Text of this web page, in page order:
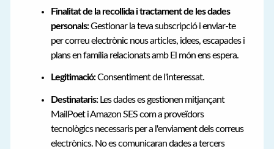
Finalitat de la recollida i tractament de les dades
personals:Gestionar la teva subscripció i enviar-te
per correu electrònic nous articles, idees, escapades i
plans en família relacionats amb El món ens espera.
Legitimació:Consentiment de l'interessat.
Destinataris:Les dades es gestionen mitjançant
MailPoet i Amazon SES com a proveïdors
tecnològics necessaris per a l'enviament dels correus
electrònics. No es comunicaran dades a tercers